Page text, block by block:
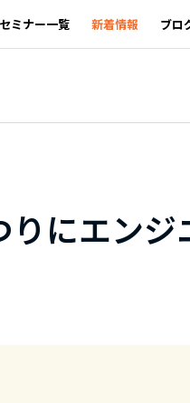
ミナー一覧 新着情報 ブロ
にエン